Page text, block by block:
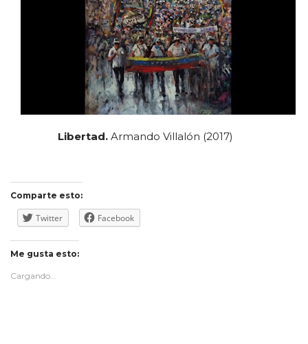
Libertad.Armando Villalón (2017)
Comparte esto:
Twitter Facebook
Me gusta esto:
Cargando...